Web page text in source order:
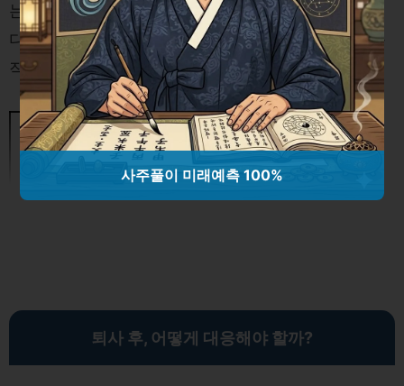
는 고용보험 자격으로 인해 어려움을 겪을 수 있습니
다. 그렇기 때문에 퇴사 일자를 기준으로 자격 상태를
직접 확인하고 적절히 조치하는 것이 중요합니다.
편견 극복을 위한 감정 전환: 내면의
목소리를 통해 새로운 시각 찾기
퇴사 후, 어떻게 대응해야 할까?
사주풀이 미래예측 100%